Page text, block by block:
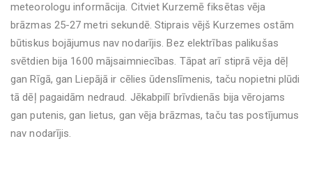
meteorologu informācija. Citviet Kurzemē fiksētas vēja
brāzmas 25-27 metri sekundē. Stiprais vējš Kurzemes ostām
būtiskus bojājumus nav nodarījis. Bez elektrības palikušas
svētdien bija 1600 mājsaimniecības. Tāpat arī stiprā vēja dēļ
gan Rīgā, gan Liepājā ir cēlies ūdenslīmenis, taču nopietni plūdi
tā dēļ pagaidām nedraud. Jēkabpilī brīvdienās bija vērojams
gan putenis, gan lietus, gan vēja brāzmas, taču tas postījumus
nav nodarījis.